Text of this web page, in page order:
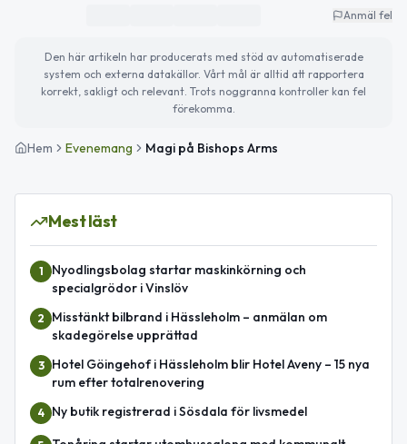
Anmäl fel
Den här artikeln har producerats med stöd av automatiserade
system och externa datakällor. Vårt mål är alltid att rapportera
korrekt, sakligt och relevant. Trots noggranna kontroller kan fel
förekomma.
Hem Evenemang Magi på Bishops Arms
Mest läst
1
Nyodlingsbolag startar maskinkörning och
specialgrödor i Vinslöv
2
Misstänkt bilbrand i Hässleholm – anmälan om
skadegörelse upprättad
3
Hotel Göingehof i Hässleholm blir Hotel Aveny – 15 nya
rum efter totalrenovering
4 Ny butik registrerad i Sösdala för livsmedel